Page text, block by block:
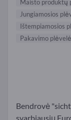
Maisto produktų
Jungiamosios
Ištempiamosios
Pakavimo
Bendrovė
svarbiausių